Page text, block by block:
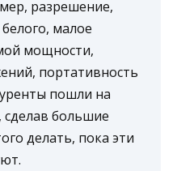
разрешение,
малое
мощности,
портативность
пошли на
большие
делать, пока эти